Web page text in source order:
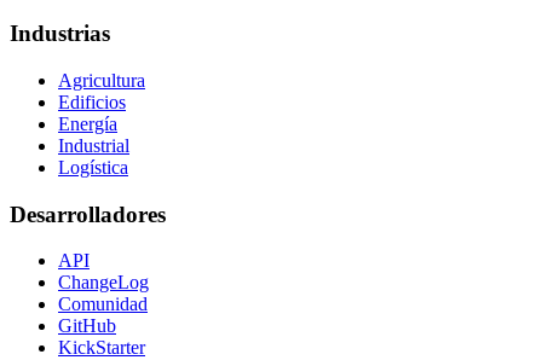
Industrias
Agricultura
Edificios
Energía
Industrial
Logística
Desarrolladores
API
ChangeLog
Comunidad
GitHub
KickStarter